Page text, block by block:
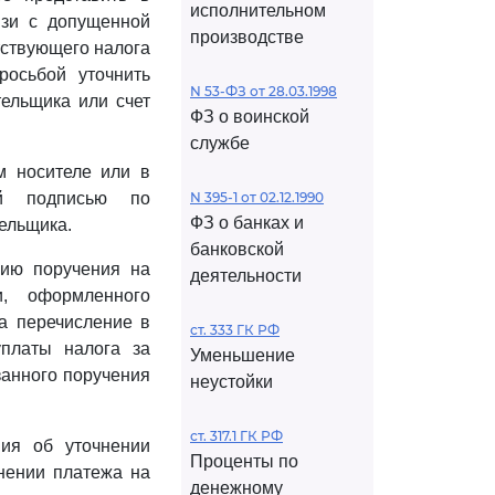
с допущенной
налога
уточнить
или счет
носителе или в
подписью по
поручения на
оформленного
перечисление в
налога за
поручения
об уточнении
платежа на
исполнительном
производстве
N 53-ФЗ от 28.03.1998
ФЗ о воинской
службе
N 395-1 от 02.12.1990
ФЗ о банках и
банковской
деятельности
ст. 333 ГК РФ
Уменьшение
неустойки
ст. 317.1 ГК РФ
Проценты по
денежному